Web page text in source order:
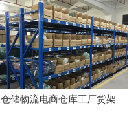
仓储物流电商仓库工厂货架